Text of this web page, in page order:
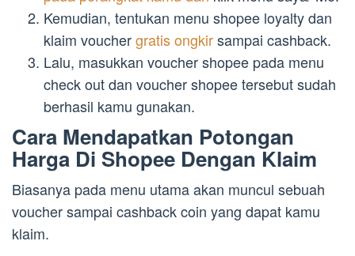
Kemudian, tentukan menu shopee loyalty dan
klaim vouchergratis ongkirsampai cashback.
Lalu, masukkan voucher shopee pada menu
check out dan voucher shopee tersebut sudah
berhasil kamu gunakan.
Cara Mendapatkan Potongan
Harga Di Shopee Dengan Klaim
Biasanya pada menu utama akan muncul sebuah
voucher sampai cashback coin yang dapat kamu
klaim.